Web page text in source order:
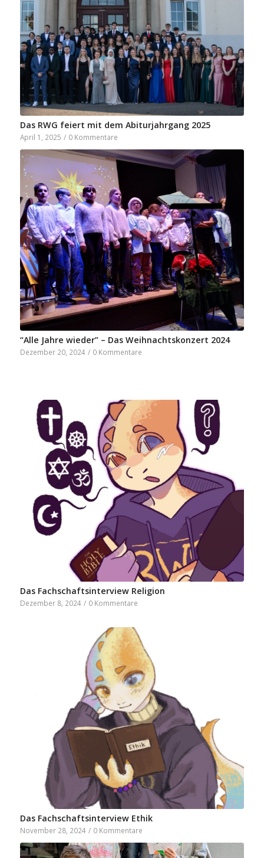
Das RWG feiert mit dem Abiturjahrgang 2025
April 1, 2025 / 0 Kommentare
“Alle Jahre wieder” – Das Weihnachtskonzert 2024
Dezember 20, 2024 / 0 Kommentare
Das Fachschaftsinterview Religion
Dezember 8, 2024 / 0 Kommentare
Das Fachschaftsinterview Ethik
November 28, 2024 / 0 Kommentare